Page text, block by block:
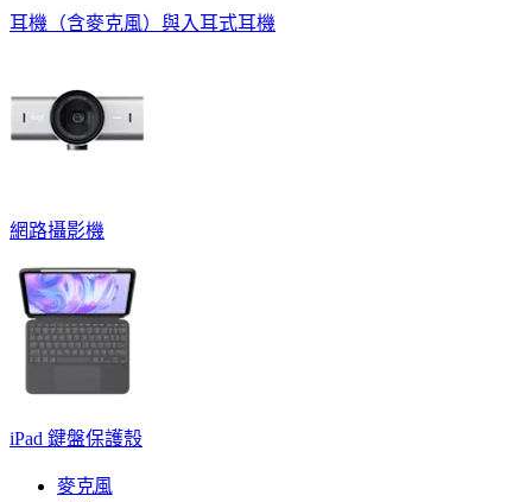
耳機（含麥克風）與入耳式耳機
網路攝影機
iPad 鍵盤保護殼
麥克風